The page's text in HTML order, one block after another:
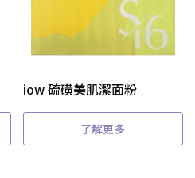
iow 硫磺美肌潔面粉
了解更多